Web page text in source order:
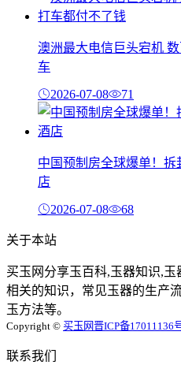
澳洲最大电信巨头宕机
车
2026-07-08 71
中国预制房全球爆单！
店
2026-07-08 68
关于本站
买玉网分享玉百科,玉器知识,
相关的知识，常见玉器的生产
玉方法等。
Copyright © 买玉网晋ICP备17011136
联系我们